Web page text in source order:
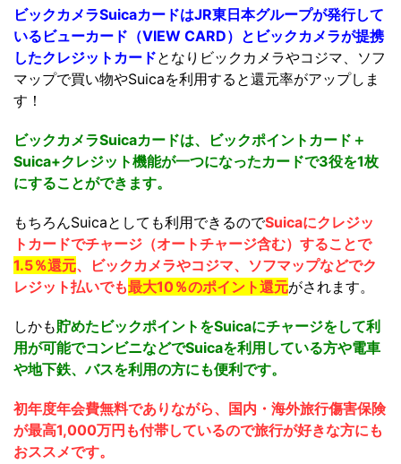
ビックカメラSuicaカードはJR東日本グループが発行して
いるビューカード（VIEW CARD）とビックカメラが提携
したクレジットカードとなりビックカメラやコジマ、ソフ
マップで買い物やSuicaを利用すると還元率がアップしま
す！
ビックカメラSuicaカードは、ビックポイントカード＋
Suica+クレジット機能が一つになったカードで3役を1枚
にすることができます。
もちろんSuicaとしても利用できるのでSuicaにクレジッ
トカードでチャージ（オートチャージ含む）することで
1.5％還元、ビックカメラやコジマ、ソフマップなどでク
レジット払いでも最大10％のポイント還元がされます。
しかも貯めたビックポイントをSuicaにチャージをして利
用が可能でコンビニなどでSuicaを利用している方や電車
や地下鉄、バスを利用の方にも便利です。
初年度年会費無料でありながら、国内・海外旅行傷害保険
が最高1,000万円も付帯しているので旅行が好きな方にも
おススメです。